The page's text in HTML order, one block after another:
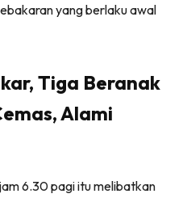
yang berlaku awal
Tiga Beranak
Alami
6.30 pagi itu melibatkan